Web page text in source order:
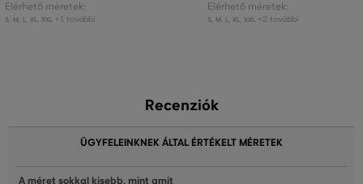
Elérhető méretek:
S M L XL XXL +1 további
Elérhető méretek:
S M L XL XXL +2 további
Recenziók
ÜGYFELEINKNEK ÁLTAL ÉRTÉKELT MÉRETEK
A méret sokkal kisebb, mint amit